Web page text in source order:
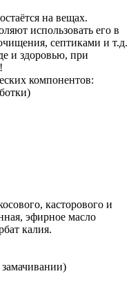
на вещах.
использовать его в
септиками и т.д.
и здоровью, при
компонентов:
касторового и
эфирное масло
калия.